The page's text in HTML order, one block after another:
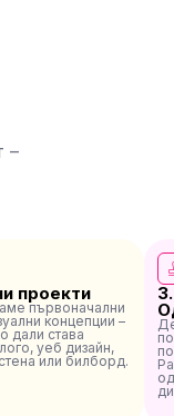
–
проекти
първоначални
концепции –
дали става
уеб дизайн,
или билборд.